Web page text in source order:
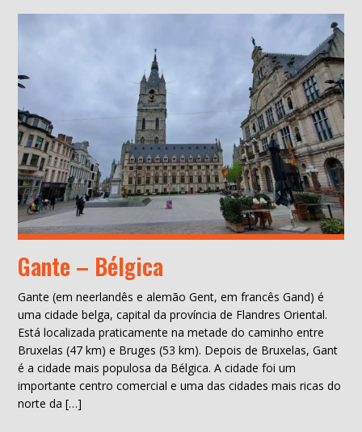
Gante – Bélgica
Gante (em neerlandês e alemão Gent, em francês Gand) é
uma cidade belga, capital da província de Flandres Oriental.
Está localizada praticamente na metade do caminho entre
Bruxelas (47 km) e Bruges (53 km). Depois de Bruxelas, Gant
é a cidade mais populosa da Bélgica. A cidade foi um
importante centro comercial e uma das cidades mais ricas do
norte da […]